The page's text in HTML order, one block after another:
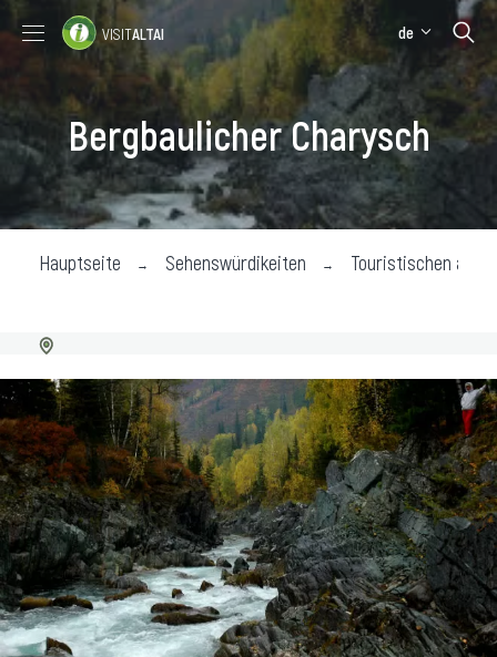
Sehenswürdigkeiten
Hotels und Wohnhäuser
VISITALTAI de
Bergbaulicher Charysch
Hauptseite Sehenswürdikeiten Touristischen